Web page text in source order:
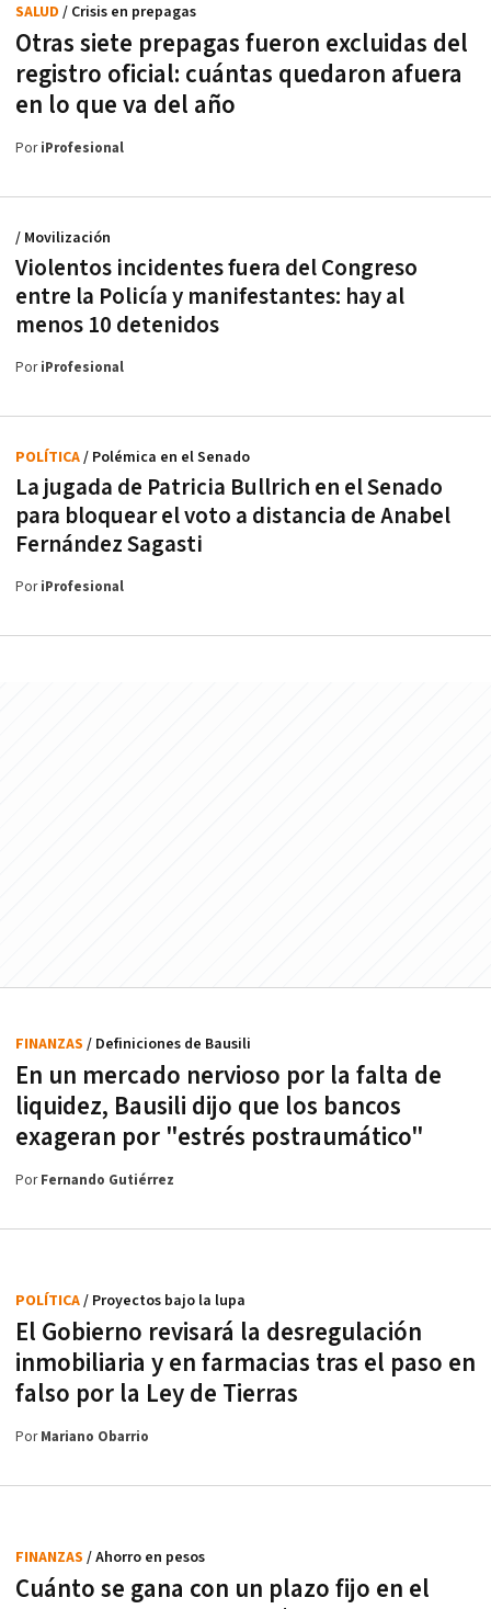
Otras siete prepagas fueron excluidas del
registro oficial: cuántas quedaron afuera
en lo que va del año
SALUD / Crisis en prepagas
PoriProfesional
Violentos incidentes fuera del Congreso
entre la Policía y manifestantes: hay al
menos 10 detenidos
/ Movilización
PoriProfesional
La jugada de Patricia Bullrich en el Senado
para bloquear el voto a distancia de Anabel
Fernández Sagasti
POLÍTICA/ Polémica en el Senado
PoriProfesional
En un mercado nervioso por la falta de
liquidez, Bausili dijo que los bancos
exageran por "estrés postraumático"
FINANZAS / Definiciones de Bausili
PorFernando Gutiérrez
El Gobierno revisará la desregulación
inmobiliaria y en farmacias tras el paso en
falso por la Ley de Tierras
POLÍTICA/ Proyectos bajo la lupa
PorMariano Obarrio
Cuánto se gana con un plazo fijo en el
FINANZAS / Ahorro en pesos